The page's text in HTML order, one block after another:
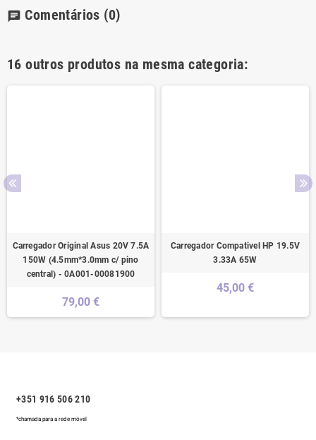
chat Comentários (0)
16 outros produtos na mesma categoria:
Carregador Original Asus 20V 7.5A
150W (4.5mm*3.0mm c/ pino
central) - 0A001-00081900
79,00 €
Carregador Compativel HP 19.5V
3.33A 65W
45,00 €
+351 916 506 210
*chamada para a rede móvel